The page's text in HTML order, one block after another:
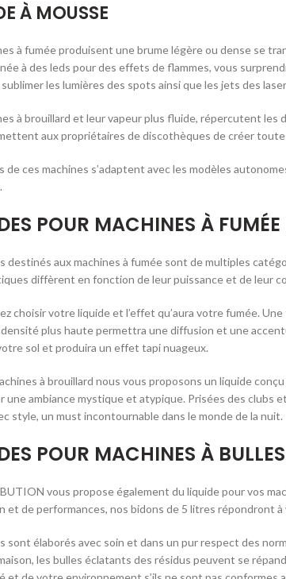
À MOUSSE
à fumée produisent une brume légère ou dense se
à des leds pour des effets de flammes, vous
les lumières des spots ainsi que les jets des
à brouillard et leur vapeur plus fluide, répercutent
aux propriétaires de discothèques de créer
de ces machines s’adaptent avec les modèles
POUR MACHINES À
destinés aux machines à fumée sont de multiples
diffèrent en fonction de leur puissance et de leur
choisir votre liquide et l’effet qu’aura votre fumée.
plus haute permettra une diffusion et une
sol et produira un effet tapi nuageux.
à brouillard nous vous proposons un liquide
une ambiance mystique et atypique. Prisées des clubs
style, un must incontournable dans le monde de la nuit.
POUR MACHINES À
vous propose également du liquide pour vos
et de performances, nos bidons de 5 litres répondront
sont élaborés avec soin et dans un pur respect des
les bulles éclatants des résidus peuvent se